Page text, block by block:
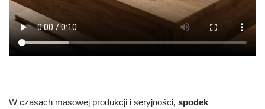
W czasach masowej produkcji i seryjności, spodek